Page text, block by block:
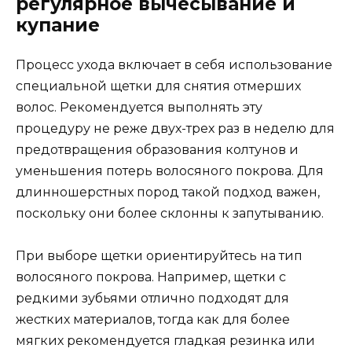
купание
Процесс ухода включает в себя использование
специальной щетки для снятия отмерших
волос. Рекомендуется выполнять эту
процедуру не реже двух-трех раз в неделю для
предотвращения образования колтунов и
уменьшения потерь волосяного покрова. Для
длинношерстных пород такой подход важен,
поскольку они более склонны к запутыванию.
При выборе щетки ориентируйтесь на тип
волосяного покрова. Например, щетки с
редкими зубьями отлично подходят для
жестких материалов, тогда как для более
мягких рекомендуется гладкая резинка или